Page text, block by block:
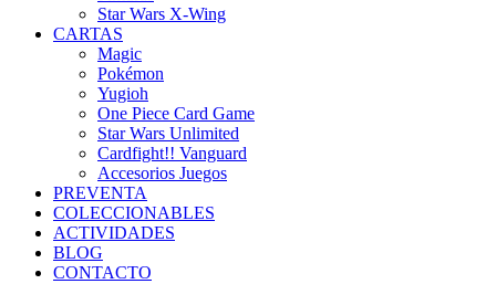
Star Wars X-Wing
CARTAS
Magic
Pokémon
Yugioh
One Piece Card Game
Star Wars Unlimited
Cardfight!! Vanguard
Accesorios Juegos
PREVENTA
COLECCIONABLES
ACTIVIDADES
BLOG
CONTACTO